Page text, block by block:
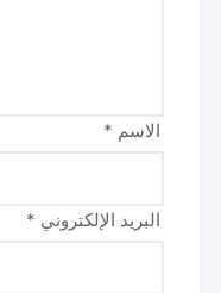
الاسم *
البريد الإلكتروني *